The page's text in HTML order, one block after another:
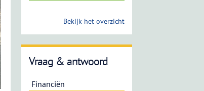
Bekijk het overzicht
Vraag & antwoord
Financiën